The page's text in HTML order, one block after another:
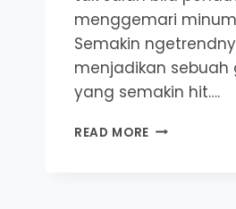
menggemari
Semakin
menjadikan sebuah
yang semakin hit….
READ MORE COFFEE